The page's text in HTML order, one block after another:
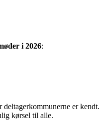
i 2026:
er kendt.
kørsel til alle.